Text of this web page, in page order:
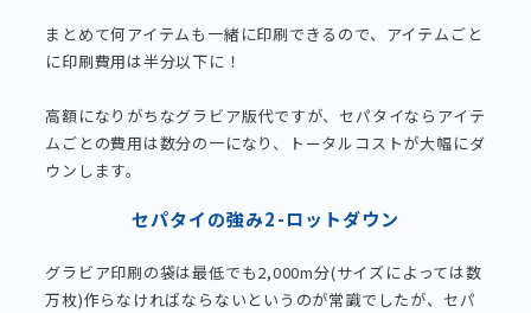
まとめて何アイテムも一緒に印刷できるので、アイテムごと
に印刷費用は半分以下に！
高額になりがちなグラビア版代ですが、セパタイならアイテ
ムごとの費用は数分の一になり、トータルコストが大幅にダ
ウンします。
セパタイの強み2-ロットダウン
グラビア印刷の袋は最低でも2,000m分(サイズによっては数
万枚)作らなければならないというのが常識でしたが、セパ